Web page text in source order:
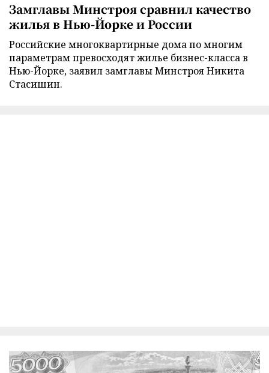
Замглавы Минстроя сравнил качество
жилья в Нью-Йорке и России
Российские многоквартирные дома по многим
параметрам превосходят жилье бизнес-класса в
Нью-Йорке, заявил замглавы Минстроя Никита
Стасишин.